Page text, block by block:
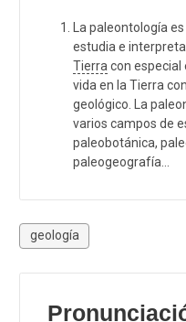
La paleontología
estudia e
Tierra con especial
vida en la Tierra
geológico. La
varios campos de
paleobotánica,
paleogeografía...
geología